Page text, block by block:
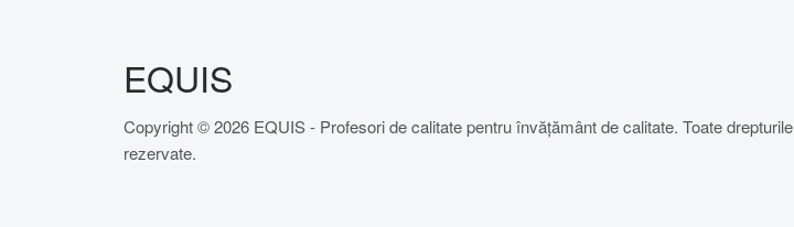
EQUIS
Copyright © 2026 EQUIS - Profesori de calitate pentru învățământ de calitate. Toate drepturile
rezervate.